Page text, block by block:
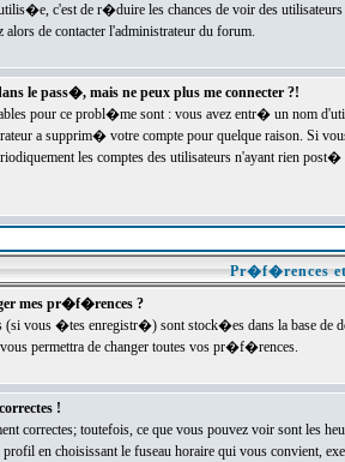
c'est de r�duire les chances de voir des
alors de contacter l'administrateur du forum.
le pass�, mais ne peux plus me connecter ?!
pour ce probl�me sont : vous avez entr� un nom
a supprim� votre compte pour quelque raison. Si
les comptes des utilisateurs n'ayant rien
Pr�f�rences
mes pr�f�rences ?
vous �tes enregistr�) sont stock�es dans la base de
permettra de changer toutes vos pr�f�rences.
!
correctes; toutefois, ce que vous pouvez voir sont
en choisissant le fuseau horaire qui vous convient,